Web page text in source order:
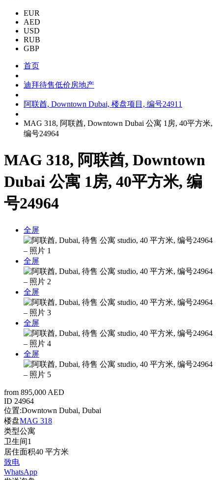
EUR
AED
USD
RUB
GBP
首页
迪拜待售低价房地产
阿联酋, Downtown Dubai, 楼盘项目, 编号24911
MAG 318, 阿联酋, Downtown Dubai 公寓 1房, 40平方米,
编号24964
MAG 318, 阿联酋, Downtown
Dubai 公寓 1房, 40平方米, 编
号24964
全屏
全屏
全屏
全屏
全屏
from 895,000 AED
ID 24964
位置:Downtown Dubai, Dubai
楼盘MAG 318
类型公寓
卫生间1
居住面积40 平方米
致电
WhatsApp